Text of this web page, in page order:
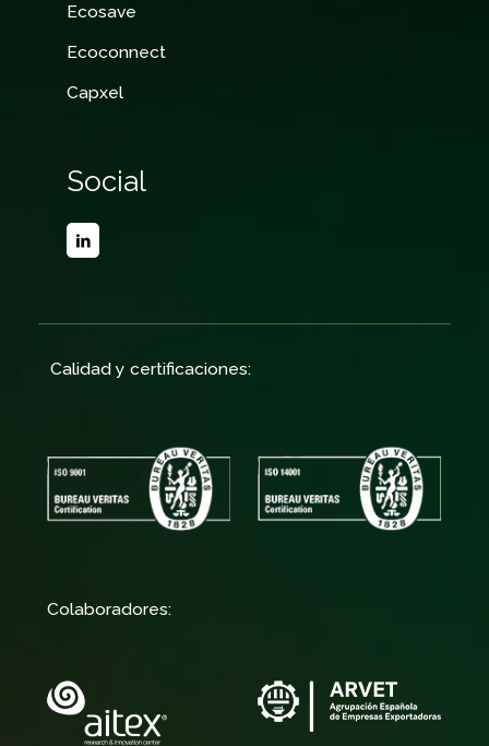
Ecosave
Ecoconnect
Capxel
Social
Calidad y certificaciones:
Colaboradores: